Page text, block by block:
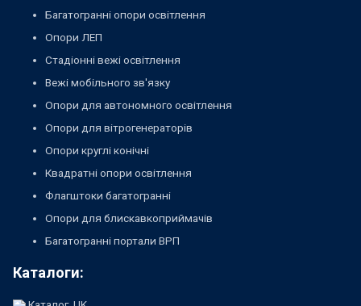
Багатогранні опори освітлення
Опори ЛЕП
Стадіонні вежі освітлення
Вежі мобільного зв'язку
Опори для автономного освітлення
Опори для вітрогенераторів
Опори круглі конічні
Квадратні опори освітлення
Флагштоки багатогранні
Опори для блискавкоприймачів
Багатогранні портали ВРП
Каталоги: